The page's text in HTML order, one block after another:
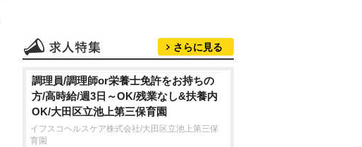
さらに見る
調理員/調理師or栄養士免許をお持ちの
方/高時給/週3日～OK/残業なし&扶養内
OK/大田区立池上第三保育園
イフスコヘルスケア株式会社/大田区立池上第三保
育園